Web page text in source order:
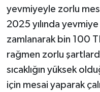
yevmiyeyle zorlu
2025 yılında
zamlanarak bin 100
rağmen zorlu
sıcaklığın yüksek
için mesai yaparak